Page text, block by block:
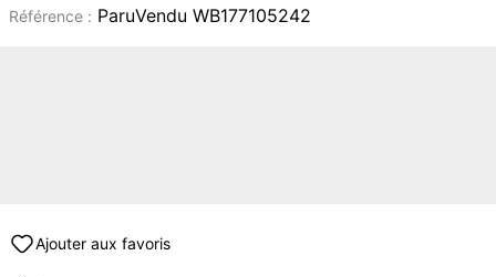
Référence : ParuVendu WB177105242
Ajouter aux favoris